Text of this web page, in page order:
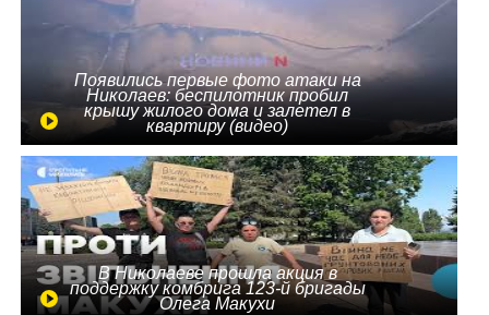
Появились первые фото атаки на
Николаев: беспилотник пробил
крышу жилого дома и залетел в
квартиру (видео)
В Николаеве прошла акция в
поддержку комбрига 123-й бригады
Олега Макухи